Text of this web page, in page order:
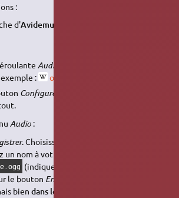
:
d'Avidemux
Audio
:
opus
Configurer
Audio :
. Choisissez le répertoire que vous
un nom à votre future musique (par
(indiquez bien l'extension !).
le bouton Enregistrer
bien dans le menu